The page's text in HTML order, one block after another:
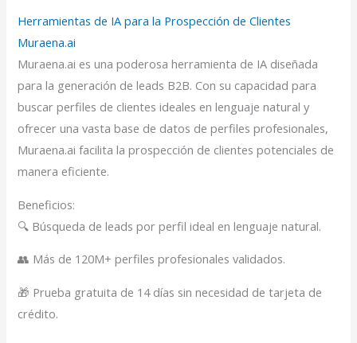
Herramientas de IA para la Prospección de Clientes
Muraena.ai
Muraena.ai es una poderosa herramienta de IA diseñada
para la generación de leads B2B. Con su capacidad para
buscar perfiles de clientes ideales en lenguaje natural y
ofrecer una vasta base de datos de perfiles profesionales,
Muraena.ai facilita la prospección de clientes potenciales de
manera eficiente.
Beneficios:
🔍 Búsqueda de leads por perfil ideal en lenguaje natural.
👥 Más de 120M+ perfiles profesionales validados.
🎁 Prueba gratuita de 14 días sin necesidad de tarjeta de
crédito.